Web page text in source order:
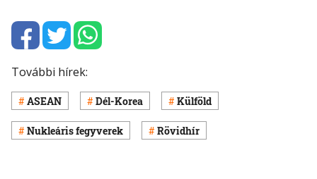
További hírek:
ASEAN Dél-Korea Külföld
Nukleáris fegyverek Rövidhír